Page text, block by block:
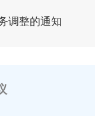
调整的通知